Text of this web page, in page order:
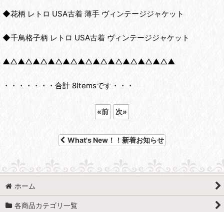
◆花柄 レトロ USA古着 薄手 ヴィンテージジャケット
◆千鳥格子柄 レトロ USA古着 ヴィンテージジャケット
▲△▲△▲△▲△▲△▲△▲△▲△▲△▲△▲△▲
・・・・・・・合計 8Itemsです・・・
«前 次»
What's New！！新着お知らせ
ホーム
各商品カテゴリ一覧